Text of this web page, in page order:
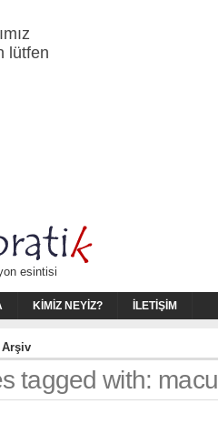
lütfen
esintisi
KIMIZ NEYIZ? İLETIŞIM
tagged with: